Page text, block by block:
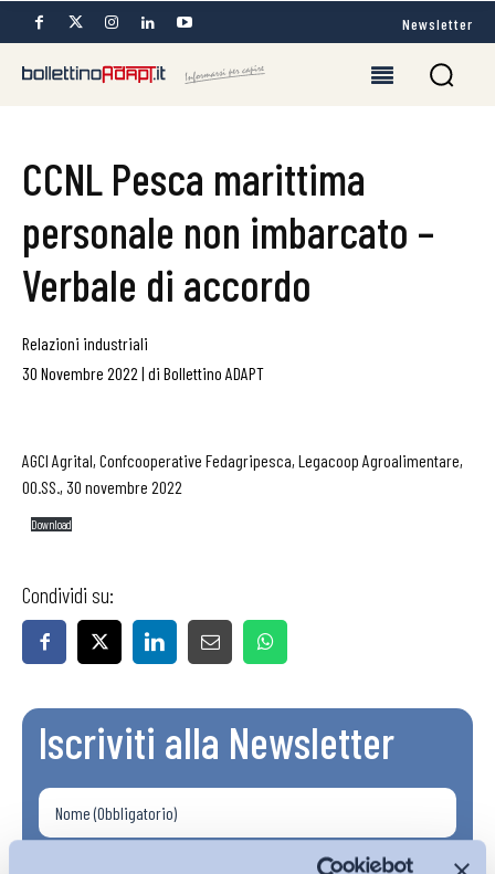
Newsletter
CCNL Pesca marittima
personale non imbarcato –
Verbale di accordo
Relazioni industriali
30 Novembre 2022 | di Bollettino ADAPT
AGCI Agrital, Confcooperative Fedagripesca, Legacoop Agroalimentare,
OO.SS., 30 novembre 2022
Download
Condividi su:
Iscriviti alla Newsletter